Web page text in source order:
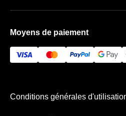
Moyens de paiement
Conditions générales